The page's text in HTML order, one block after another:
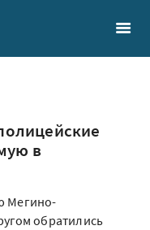
в
Мегино-
обратились